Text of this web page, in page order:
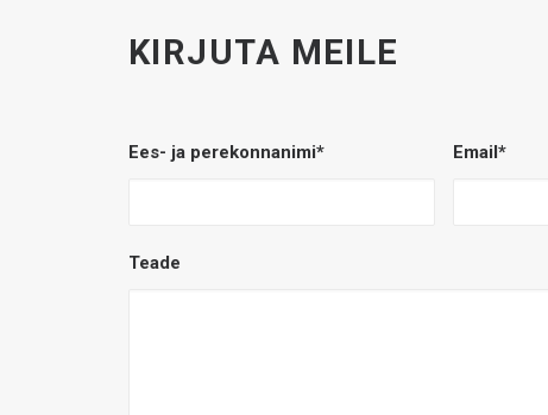
KIRJUTA MEILE
Ees- ja perekonnanimi* Email*
Teade